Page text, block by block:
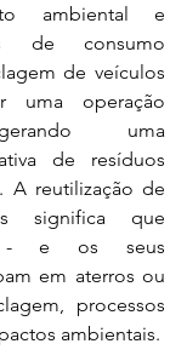
ambiental e
de consumo
de veículos
uma operação
uma
de resíduos
A reutilização de
significa que
- e os seus
em aterros ou
processos
ambientais.